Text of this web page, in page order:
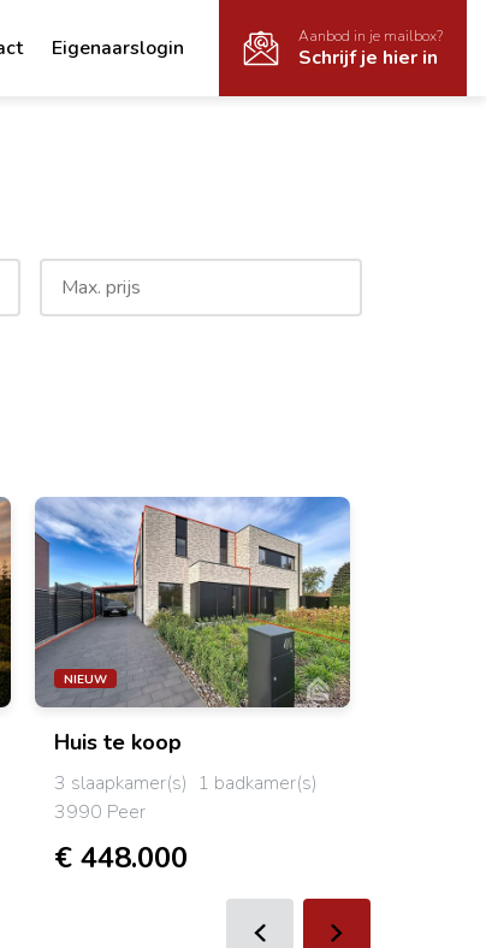
Eigenaarslogin Aanbod in je mailbox?
Schrijf je hier in
NIEUW
Huis te koop
3 slaapkamer(s) 1 badkamer(s)
3990 Peer
€ 448.000